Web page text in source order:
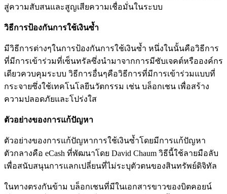
สู่ความสับสนและสูญเสียความเชื่อมั่นในระบบ
วิธีการป้องกันการใช้เงินซ้ำ
มีวิธีการต่างๆในการป้องกันการใช้เงินซ้ำ หนึ่งในนั้นคือวิธีการ
ที่มีการเข้าร่วมที่เซ็นทรัลซึ่งนำมาจากการมีซับเจคต์หรือองค์กร
เดียวควบคุมระบบ วิธีการอื่นๆคือวิธีการที่มีการเข้าร่วมแบบที่
กระจายซึ่งใช้เทคโนโลยีนวัตกรรม เช่น บล็อกเชน เพื่อสร้าง
ความปลอดภัยและโปร่งใส
ตัวอย่างของการแก้ปัญหา
ตัวอย่างของการแก้ปัญหาการใช้เงินซ้ำโดยมีการแก้ปัญหา
ตัวกลางคือ eCash ที่พัฒนาโดย David Chaum วิธีนี้ใช้ลายมือลับ
เพื่อสนับสนุนการแลกเปลี่ยนที่ไม่ระบุตัวตนของสินทรัพย์ดิจิทัล
ในทางตรงกันข้าม บล็อกเชนที่มีในเอกสารขาวของบิตคอยน์